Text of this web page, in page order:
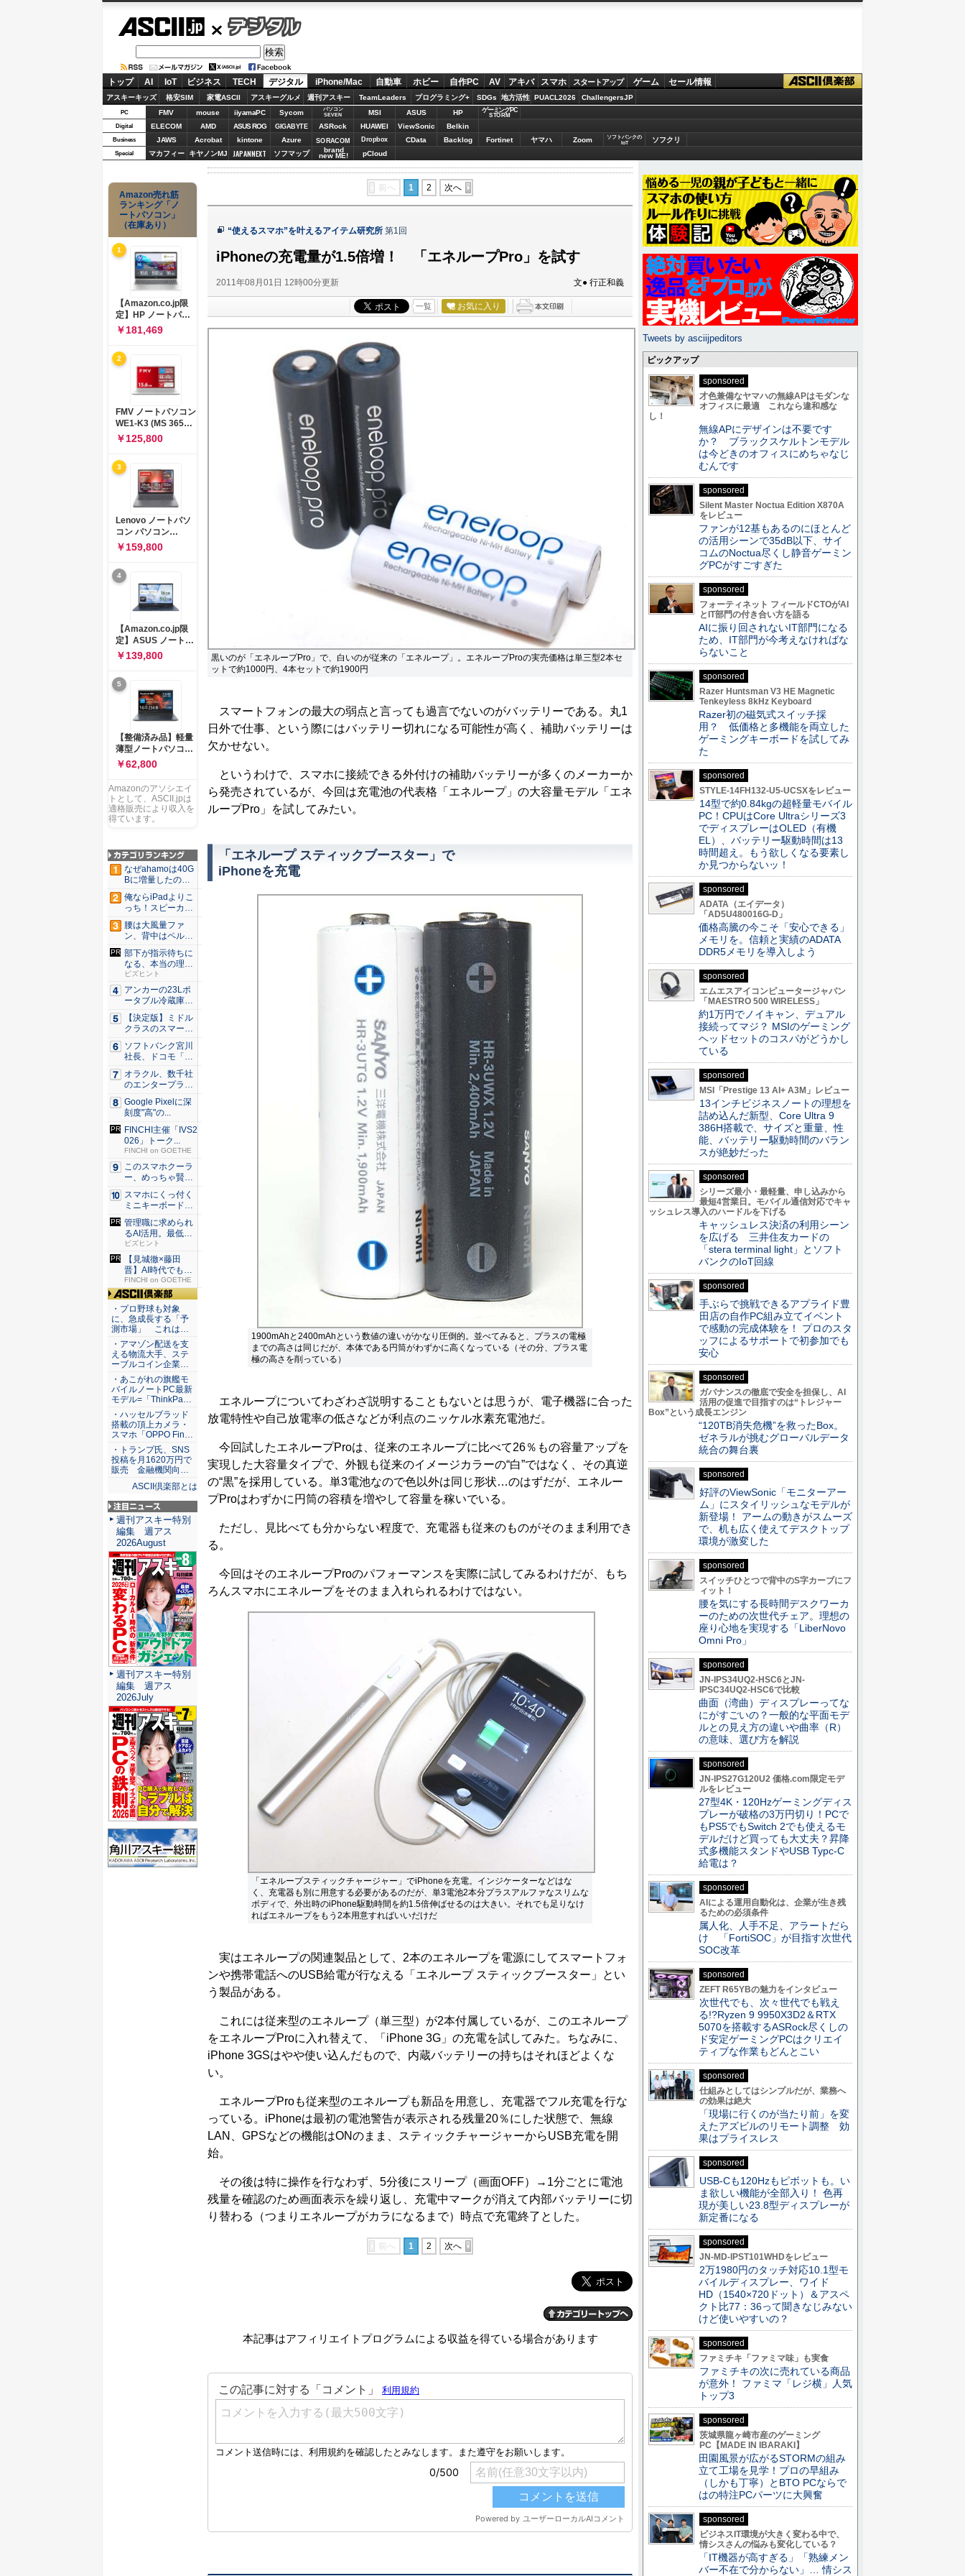
デジタル
トップ AI IoT ビジネス TECH デジタル iPhone/Mac 自動車 ホビー 自作PC AV アキバ スマホ スタートアップ ゲーム セール情報
アスキーキッズ 格安SIM 家電ASCII アスキーグルメ 週刊アスキー TeamLeaders プログラミング+ SDGs 地方活性 PUACL2026 ChallengersJP
PC FMV mouse iiyamaPC Sycom
パソコン
SEVEN
MSI ASUS HP ゲーミングPC
STORM
Digital ELECOM AMD ASUS ROG GIGABYTE ASRock HUAWEI ViewSonic Belkin
Business JAWS Acrobat kintone Azure SORACOM Dropbox CData Backlog Fortinet ヤマハ Zoom
ソフトバンクの
IoT
ソフクリ
Special マカフィー キヤノンMJ JAPANNEXT ソフマップ brand
new ME! pCloud
前へ 1 2 次へ
“使えるスマホ”を叶えるアイテム研究所 第1回
iPhoneの充電量が1.5倍増！ 「エネループPro」を試す
2011年08月01日 12時00分更新 文● 行正和義
一覧 お気に入り
黒いのが「エネループPro」で、白いのが従来の「エネループ」。エネループProの実売価格は単三型2本セ
ットで約1000円、4本セットで約1900円
スマートフォンの最大の弱点と言っても過言でないのがバッテリーである。丸1
日外で仕事、という際にはバッテリー切れになる可能性が高く、補助バッテリーは
欠かせない。
というわけで、スマホに接続できる外付けの補助バッテリーが多くのメーカーか
ら発売されているが、今回は充電池の代表格「エネループ」の大容量モデル「エネ
ループPro」を試してみたい。
「エネループ スティックブースター」で
iPhoneを充電
1900mAhと2400mAhという数値の違いがかなり圧倒的。並べてみると、プラスの電極
までの高さは同じだが、本体である円筒がわずかに高くなっている（その分、プラス電
極の高さを削っている）
エネループについてわざわざ説明することもないとは思うが、電子機器に合った
放電特性や自己放電率の低さなどが利点のニッケル水素充電池だ。
今回試したエネループProは、従来のエネループに比べて26％もの容量アップを
実現した大容量タイプで、外観も従来のイメージカラーの“白”ではなく、その真逆
の“黒”を採用している。単3電池なので色以外は同じ形状…のはずだが、エネルー
プProはわずかに円筒の容積を増やして容量を稼いでいる。
ただし、見比べても分からない程度で、充電器も従来のものがそのまま利用でき
る。
今回はそのエネループProのパフォーマンスを実際に試してみるわけだが、もち
ろんスマホにエネループをそのまま入れられるわけではない。
「エネループスティックチャージャー」でiPhoneを充電。インジケーターなどはな
く、充電器も別に用意する必要があるのだが、単3電池2本分プラスアルファなスリムな
ボディで、外出時のiPhone駆動時間を約1.5倍伸ばせるのは大きい。それでも足りなけ
ればエネループをもう2本用意すればいいだけだ
実はエネループの関連製品として、2本のエネループを電源にしてスマートフォ
ンや携帯電話へのUSB給電が行なえる「エネループ スティックブースター」とい
う製品がある。
これには従来型のエネループ（単三型）が2本付属しているが、このエネループ
をエネループProに入れ替えて、「iPhone 3G」の充電を試してみた。ちなみに、
iPhone 3GSはやや使い込んだもので、内蔵バッテリーの持ちはそれほどよくな
い。
エネループProも従来型のエネループも新品を用意し、充電器でフル充電を行な
っている。iPhoneは最初の電池警告が表示される残量20％にした状態で、無線
LAN、GPSなどの機能はONのまま、スティックチャージャーからUSB充電を開
始。
その後は特に操作を行なわず、5分後にスリープ（画面OFF）→1分ごとに電池
残量を確認のため画面表示を繰り返し、充電中マークが消えて内部バッテリーに切
り替わる（つまりエネループがカラになるまで）時点で充電終了とした。
前へ 1 2 次へ
本記事はアフィリエイトプログラムによる収益を得ている場合があります
Amazon売れ筋
ランキング「ノ
ートパソコン」
（在庫あり）
1
【Amazon.co.jp限
定】HP ノートパソ
コン 15-fd 15.6イン
チ インテル Core 5
120U メモリ16GB
SSD512GB
Windows 11
Microsoft Office
2024搭載 WPS
Office搭載 カメラシ
ャッター 指紋認証 薄
型 Copilotキー搭載
ナチュラルシルバー
￥181,469
2
FMV ノートパソコン
WE1-K3 (MS 365
Personal/Copilotキ
ー搭載/Win 11/15.6
型/Core
i5/16GB/SSD
512GB/ホワイト)
FMVWK3E15W_AZ
￥125,800
3
Lenovo ノートパソ
コン パソコン
IdeaPad Slim 3 14.0
インチ AMD
Ryzen™ 5 8640HS
メモリ16GB
SSD512GB
Microsoft 365 試用
版 Windows11 バッ
テリー駆動12.6時間
重量1.39kg ルナグレ
ー 83K9003JJP ノー
トPC
￥159,800
4
【Amazon.co.jp限
定】ASUS ノートパ
ソコン Vivobook 15
M1502NAQ 15.6イ
ンチ AMD Ryzen 7
170 メモリ16GB
SSD 512GB
Microsoft 365
Personal (24か月版)
搭載 Windows 11 重
量1.7kg Wi-Fi 6E ク
ワイエットブルー
M1502NAQ-
￥139,800
5
【整備済み品】軽量
薄型ノートパソコン
dynabook G83 ■
13.3型
FHD(1920x1080) -
高性能第11世代Core
i5-1135G7 - メモリ
16GB - SSD 256GB
USB Type-C - MS
Office 2021 - Win11
搭載
￥62,800
Amazonのアソシエイ
トとして、ASCII.jpは
適格販売により収入を
得ています。
なぜahamoは40G
Bに増量したの
か ...
俺ならiPadよりこ
っち！スピーカー
9個...
腰は大風量ファ
ン、背中はペルチ
ェ冷却。ダ...
部下が指示待ちに
なる、本当の理
由。23年...
ビズヒント
アンカーの23Lポ
ータブル冷蔵庫が
Ama...
【決定版】ミドル
クラスのスマート
フォンの...
ソフトバンク宮川
社長、ドコモ「ah
amo...
オラクル、数千社
のエンタープライ
ズ・アプ...
Google Pixelに深
刻度"高"の...
FINCHI主催「IVS2
026」トーク...
FINCHI on GOETHE
このスマホクーラ
ー、めっちゃ賢
い。ただ冷...
スマホにくっ付く
ミニキーボード！
触ってわ...
管理職に求められ
るAI活用。最低限
やるべ...
ビズヒント
【見城徹×藤田
晋】AI時代でも変
わらない...
FINCHI on GOETHE
ASCII倶楽部
・プロ野球も対象
に、急成長する「予
測市場」 これは…
・アマゾン配送を支
える物流大手、ステ
ーブルコイン企業…
・あこがれの旗艦モ
バイルノートPC最新
モデル=「ThinkPa…
・ハッセルブラッド
搭載の頂上カメラ・
スマホ「OPPO Fin…
・トランプ氏、SNS
投稿を月1620万円で
販売 金融機関向…
ASCII倶楽部とは
注目ニュース
週刊アスキー特別
編集 週アス
2026August
週刊アスキー特別
編集 週アス
2026July
Tweets by asciijpeditors
ピックアップ
sponsored
才色兼備なヤマハの無線APはモダンな
オフィスに最適 これなら違和感な
し！
無線APにデザインは不要です
か？ ブラックスケルトンモデル
は今どきのオフィスにめちゃなじ
むんです
sponsored
Silent Master Noctua Edition X870A
をレビュー
ファンが12基もあるのにほとんど
の活用シーンで35dB以下、サイ
コムのNoctua尽くし静音ゲーミン
グPCがすごすぎた
sponsored
フォーティネット フィールドCTOがAI
とIT部門の付き合い方を語る
AIに振り回されないIT部門になる
ため、IT部門が今考えなければな
らないこと
sponsored
Razer Huntsman V3 HE Magnetic
Tenkeyless 8kHz Keyboard
Razer初の磁気式スイッチ採
用？ 低価格と多機能を両立した
ゲーミングキーボードを試してみ
た
sponsored
STYLE-14FH132-U5-UCSXをレビュー
14型で約0.84kgの超軽量モバイル
PC！CPUはCore Ultraシリーズ3
でディスプレーはOLED（有機
EL）、バッテリー駆動時間は13
時間超え。もう欲しくなる要素し
か見つからないッ！
sponsored
ADATA（エイデータ）
「AD5U480016G-D」
価格高騰の今こそ「安心できる」
メモリを。信頼と実績のADATA
DDR5メモリを導入しよう
sponsored
エムエスアイコンピュータージャパン
「MAESTRO 500 WIRELESS」
約1万円でノイキャン、デュアル
接続ってマジ？ MSIのゲーミング
ヘッドセットのコスパがどうかし
ている
sponsored
MSI「Prestige 13 AI+ A3M」レビュー
13インチビジネスノートの理想を
詰め込んだ新型、Core Ultra 9
386H搭載で、サイズと重量、性
能、バッテリー駆動時間のバラン
スが絶妙だった
sponsored
シリーズ最小・最軽量、申し込みから
最短4営業日。モバイル通信対応でキャ
ッシュレス導入のハードルを下げる
キャッシュレス決済の利用シーン
を広げる 三井住友カードの
「stera terminal light」とソフト
バンクのIoT回線
sponsored
手ぶらで挑戦できるアプライド豊
田店の自作PC組み立てイベント
で感動の完成体験を！ プロのスタ
ッフによるサポートで初参加でも
安心
sponsored
ガバナンスの徹底で安全を担保し、AI
活用の促進で目指すのは“トレジャー
Box”という成長エンジン
“120TB消失危機”を救ったBox。
ゼネラルが挑むグローバルデータ
統合の舞台裏
sponsored
好評のViewSonic「モニターアー
ム」にスタイリッシュなモデルが
新登場！ アームの動きがスムーズ
で、机も広く使えてデスクトップ
環境が激変した
sponsored
スイッチひとつで背中のS字カーブにフ
ィット！
腰を気にする長時間デスクワーカ
ーのための次世代チェア。理想の
座り心地を実現する「LiberNovo
Omni Pro」
sponsored
JN-IPS34UQ2-HSC6とJN-
IPSC34UQ2-HSC6で比較
曲面（湾曲）ディスプレーってな
にがすごいの？一般的な平面モデ
ルとの見え方の違いや曲率（R）
の意味、選び方を解説
sponsored
JN-IPS27G120U2 価格.com限定モデ
ルをレビュー
27型4K・120Hzゲーミングディス
プレーが破格の3万円切り！PCで
もPS5でもSwitch 2でも使えるモ
デルだけど買っても大丈夫？昇降
式多機能スタンドやUSB Typc-C
給電は？
sponsored
AIによる運用自動化は、企業が生き残
るための必須条件
属人化、人手不足、アラートだら
け 「FortiSOC」が目指す次世代
SOC改革
sponsored
ZEFT R65YBの魅力をインタビュー
次世代でも、次々世代でも戦え
る!?Ryzen 9 9950X3D2＆RTX
5070を搭載するASRock尽くしの
ド安定ゲーミングPCはクリエイ
ティブな作業もどんとこい
sponsored
仕組みとしてはシンプルだが、業務へ
の効果は絶大
「現場に行くのが当たり前」を変
えたアズビルのリモート調整 効
果はプライスレス
sponsored
USB-Cも120Hzもピボットも。い
ま欲しい機能が全部入り！ 色再
現が美しい23.8型ディスプレーが
新定番になる
sponsored
JN-MD-IPST101WHDをレビュー
2万1980円のタッチ対応10.1型モ
バイルディスプレー、ワイド
HD（1540×720ドット）＆アスペ
クト比77：36って聞きなじみない
けど使いやすいの？
sponsored
ファミチキ「ファミマ味」も実食
ファミチキの次に売れている商品
が意外！ ファミマ「レジ横」人気
トップ3
sponsored
茨城県龍ヶ崎市産のゲーミング
PC【MADE IN IBARAKI】
田園風景が広がるSTORMの組み
立て工場を見学！プロの早組み
（しかも丁寧）とBTO PCならで
はの特注PCパーツに大興奮
sponsored
ビジネスIT環境が大きく変わる中で、
情シスさんの悩みも変化している？
「IT機器が高すぎる」「熟練メン
バー不在で分からない」… 情シス